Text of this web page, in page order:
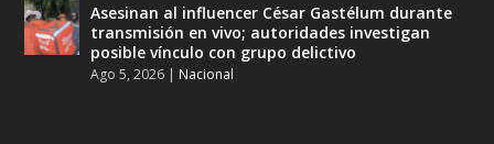
Asesinan al influencer César Gastélum durante
transmisión en vivo; autoridades investigan
posible vínculo con grupo delictivo
Ago 5, 2026 | Nacional